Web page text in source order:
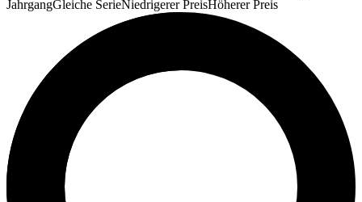
JahrgangGleiche SerieNiedrigerer PreisHöherer Preis